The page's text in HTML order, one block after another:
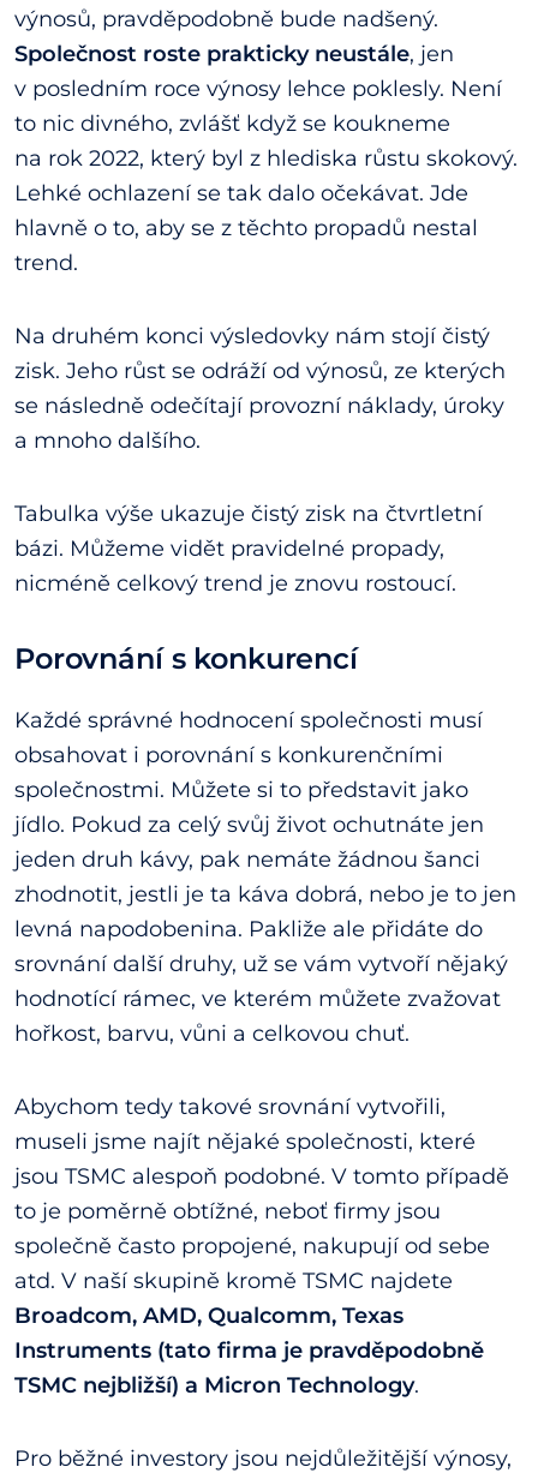
výnosů, pravděpodobně bude nadšený.
Společnost roste prakticky neustále, jen
v posledním roce výnosy lehce poklesly. Není
to nic divného, zvlášť když se koukneme
na rok 2022, který byl z hlediska růstu skokový.
Lehké ochlazení se tak dalo očekávat. Jde
hlavně o to, aby se z těchto propadů nestal
trend.
Na druhém konci výsledovky nám stojí čistý
zisk. Jeho růst se odráží od výnosů, ze kterých
se následně odečítají provozní náklady, úroky
a mnoho dalšího.
Tabulka výše ukazuje čistý zisk na čtvrtletní
bázi. Můžeme vidět pravidelné propady,
nicméně celkový trend je znovu rostoucí.
Porovnání s konkurencí
Každé správné hodnocení společnosti musí
obsahovat i porovnání s konkurenčními
společnostmi. Můžete si to představit jako
jídlo. Pokud za celý svůj život ochutnáte jen
jeden druh kávy, pak nemáte žádnou šanci
zhodnotit, jestli je ta káva dobrá, nebo je to jen
levná napodobenina. Pakliže ale přidáte do
srovnání další druhy, už se vám vytvoří nějaký
hodnotící rámec, ve kterém můžete zvažovat
hořkost, barvu, vůni a celkovou chuť.
Abychom tedy takové srovnání vytvořili,
museli jsme najít nějaké společnosti, které
jsou TSMC alespoň podobné. V tomto případě
to je poměrně obtížné, neboť firmy jsou
společně často propojené, nakupují od sebe
atd. V naší skupině kromě TSMC najdete
Broadcom, AMD, Qualcomm, Texas
Instruments (tato firma je pravděpodobně
TSMC nejbližší) a Micron Technology.
Pro běžné investory jsou nejdůležitější výnosy,